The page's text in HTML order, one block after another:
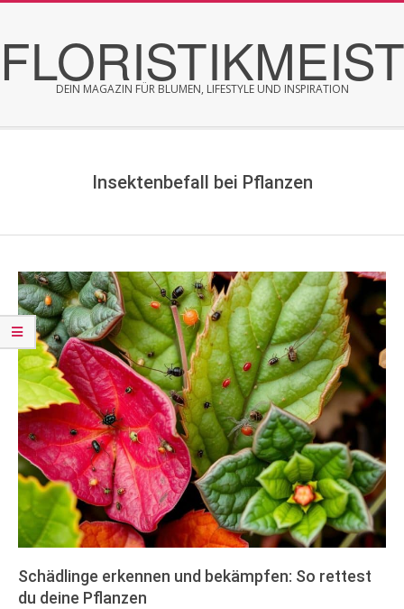
content
DEIN MAGAZIN FÜR BLUMEN, LIFESTYLE UND INSPIRATION
Insektenbefall bei Pflanzen
Schädlinge erkennen und bekämpfen: So rettest
du deine Pflanzen